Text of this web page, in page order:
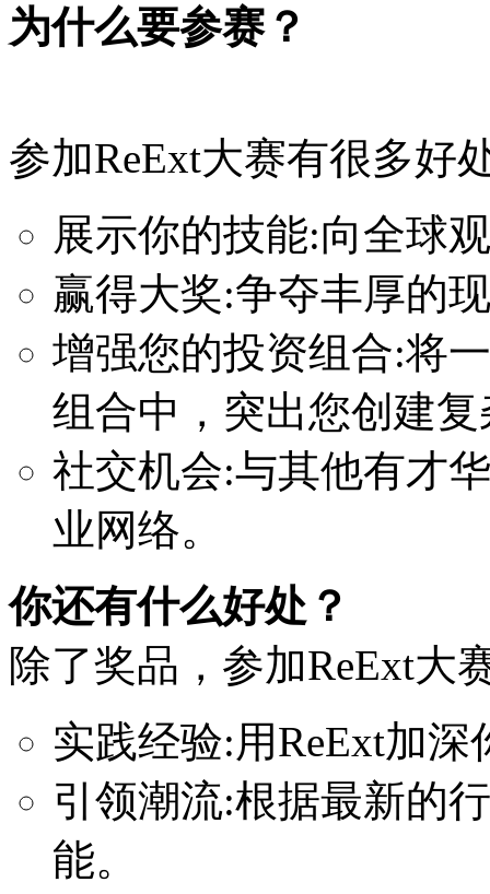
为什么要参赛？
参加ReExt大赛有很多好
展示你的技能:向全球
赢得大奖:争夺丰厚的
增强您的投资组合:将
组合中，突出您创建
社交机会:与其他有才
业网络。
你还有什么好处？
除了奖品，参加ReExt大
实践经验:用ReExt加
引领潮流:根据最新的
能。